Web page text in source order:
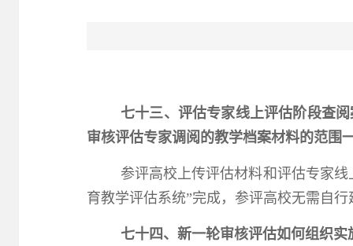
七十三、评估专家线上评估阶段查
审核评估专家调阅的教学档案材料的范围
参评高校上传评估材料和评估专家
育教学评估系统”完成，参评高校无需自
七十四、新一轮审核评估如何组织实